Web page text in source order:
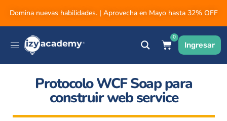
Domina nuevas habilidades. | Aprovecha en Mayo hasta 32% OFF
0
Ingresar
Protocolo WCF Soap para
construir web service